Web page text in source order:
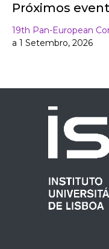
Próximos
19th Pan-European
a 1 Setembro, 2026